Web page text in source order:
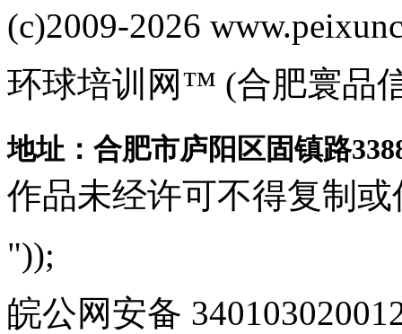
(c)2009-2026
环球培训网™ (合肥寰品
地址：合肥市庐阳区固镇路
作品未经许可不得复制或
"));
皖公网安备